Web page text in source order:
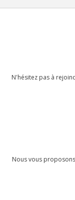
N'hésitez pas à
Nous vous